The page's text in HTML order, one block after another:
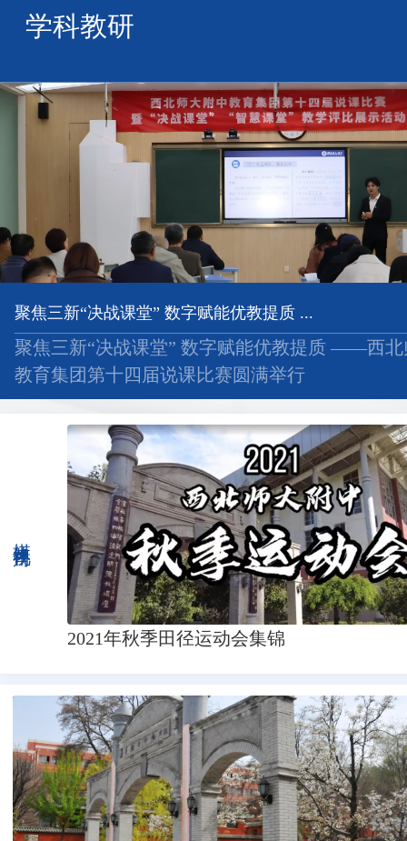
学科教研
聚焦三新“决战课堂” 数字赋能优教提质 ...
聚焦三新“决战课堂” 数字赋能优教提质 ——西北
教育集团第十四届说课比赛圆满举行
2021年秋季田径运动会集锦